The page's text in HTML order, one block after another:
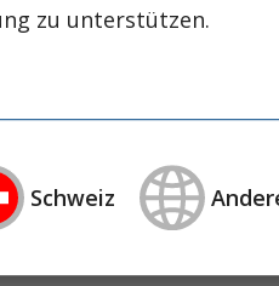
metabolische lebererkrankung
peg-
Arten, die
Pull-PEG
zu unterstützen.
Schweiz